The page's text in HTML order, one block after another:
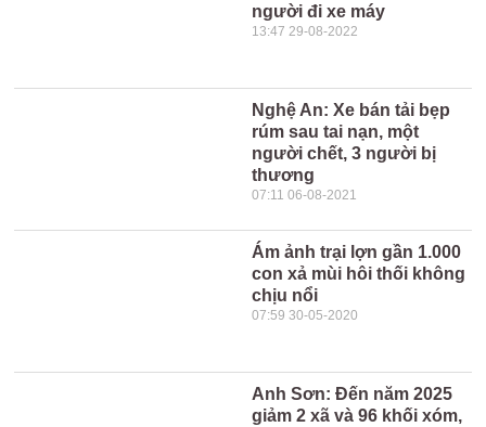
người đi xe máy
13:47 29-08-2022
Nghệ An: Xe bán tải bẹp
rúm sau tai nạn, một
người chết, 3 người bị
thương
07:11 06-08-2021
Ám ảnh trại lợn gần 1.000
con xả mùi hôi thối không
chịu nổi
07:59 30-05-2020
Anh Sơn: Đến năm 2025
giảm 2 xã và 96 khối xóm,